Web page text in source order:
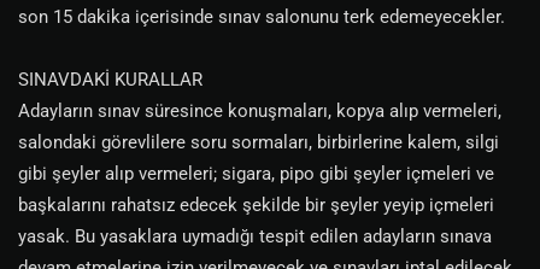
son 15 dakika içerisinde sınav salonunu terk edemeyecekler.
SINAVDAKİ KURALLAR
Adayların sınav süresince konuşmaları, kopya alıp vermeleri,
salondaki görevlilere soru sormaları, birbirlerine kalem, silgi
gibi şeyler alıp vermeleri; sigara, pipo gibi şeyler içmeleri ve
başkalarını rahatsız edecek şekilde bir şeyler yeyip içmeleri
yasak. Bu yasaklara uymadığı tespit edilen adayların sınava